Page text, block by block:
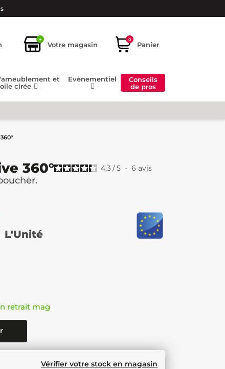
+
Votre magasin
0
Panier
et
cirée
Evènementiel
Conseils
de pros
360° 4.3/5 - 6 avis
L'Unité
retrait mag
Vérifier votre stock en magasin